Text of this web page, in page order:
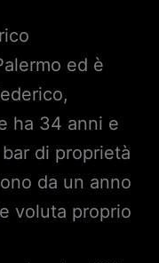
ed è
ha 34 anni e
di proprietà
da un anno
voluta proprio